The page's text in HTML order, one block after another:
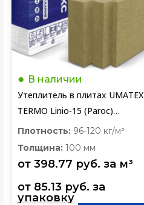
В наличии
Утеплитель в плитах UMATEX
TERMO Linio-15 (Paroc)
1200*600*100 мм
Плотность: 96-120 кг/м³
Толщина: 100 мм
от 398.77 руб. за м³
от 85.13 руб.
упаковку